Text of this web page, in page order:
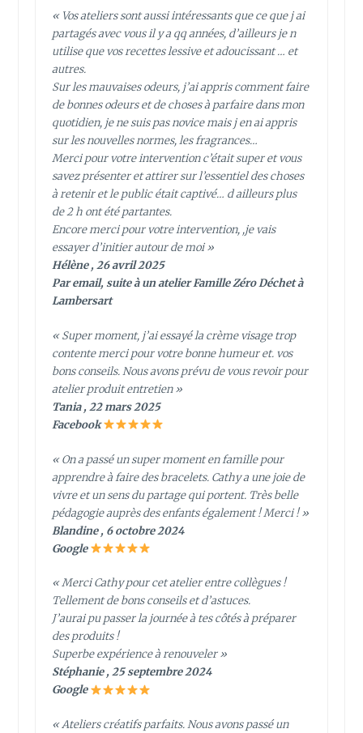
« Vos ateliers sont aussi intéressants que ce que j ai
partagés avec vous il y a qq années, d’ailleurs je n
utilise que vos recettes lessive et adoucissant … et
autres.
Sur les mauvaises odeurs, j’ai appris comment faire
de bonnes odeurs et de choses à parfaire dans mon
quotidien, je ne suis pas novice mais j en ai appris
sur les nouvelles normes, les fragrances…
Merci pour votre intervention c’était super et vous
savez présenter et attirer sur l’essentiel des choses
à retenir et le public était captivé… d ailleurs plus
de 2 h ont été partantes.
Encore merci pour votre intervention, ,je vais
essayer d’initier autour de moi »
Hélène , 26 avril 2025
Par email, suite à un atelier Famille Zéro Déchet à
Lambersart
« Super moment, j’ai essayé la crème visage trop
contente merci pour votre bonne humeur et. vos
bons conseils. Nous avons prévu de vous revoir pour
atelier produit entretien »
Tania , 22 mars 2025
Facebook
« On a passé un super moment en famille pour
apprendre à faire des bracelets. Cathy a une joie de
vivre et un sens du partage qui portent. Très belle
pédagogie auprès des enfants également ! Merci ! »
Blandine , 6 octobre 2024
Google
« Merci Cathy pour cet atelier entre collègues !
Tellement de bons conseils et d’astuces.
J’aurai pu passer la journée à tes côtés à préparer
des produits !
Superbe expérience à renouveler »
Stéphanie , 25 septembre 2024
Google
« Ateliers créatifs parfaits. Nous avons passé un